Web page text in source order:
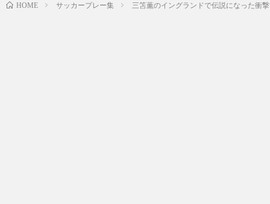
HOME サッカープレー集 三笘薫のイングランドで伝説になった衝